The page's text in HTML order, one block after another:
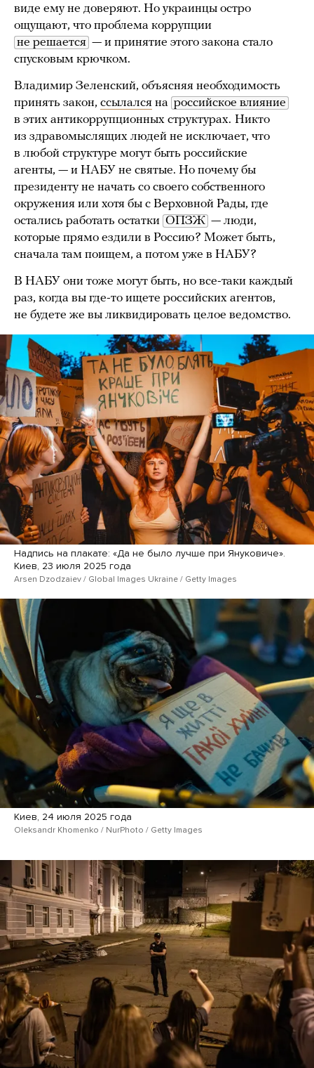
виде ему не доверяют. Но украинцы остро
ощущают, что проблема коррупции
не решается — и принятие этого закона стало
спусковым крючком.
Владимир Зеленский, объясняя необходимость
принять закон, ссылался на российское влияние
в этих антикоррупционных структурах. Никто
из здравомыслящих людей не исключает, что
в любой структуре могут быть российские
агенты, — и НАБУ не святые. Но почему бы
президенту не начать со своего собственного
окружения или хотя бы с Верховной Рады, где
остались работать остатки ОПЗЖ — люди,
которые прямо ездили в Россию? Может быть,
сначала там поищем, а потом уже в НАБУ?
В НАБУ они тоже могут быть, но все-таки каждый
раз, когда вы где-то ищете российских агентов,
не будете же вы ликвидировать целое ведомство.
Надпись на плакате: «Да не было лучше при Януковиче».
Киев, 23 июля 2025 года
Arsen Dzodzaiev / Global Images Ukraine / Getty Images
Киев, 24 июля 2025 года
Oleksandr Khomenko / NurPhoto / Getty Images